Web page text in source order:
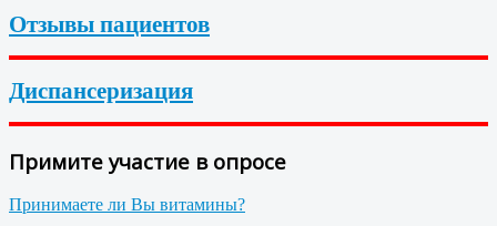
Отзывы пациентов
Диспансеризация
Примите участие в опросе
Принимаете ли Вы витамины?